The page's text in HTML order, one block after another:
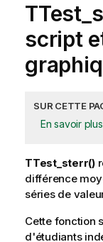
script
SUR CETTE
En savoir plus
TTest_sterr()
différence
séries de
Cette fonction
d'étudiants